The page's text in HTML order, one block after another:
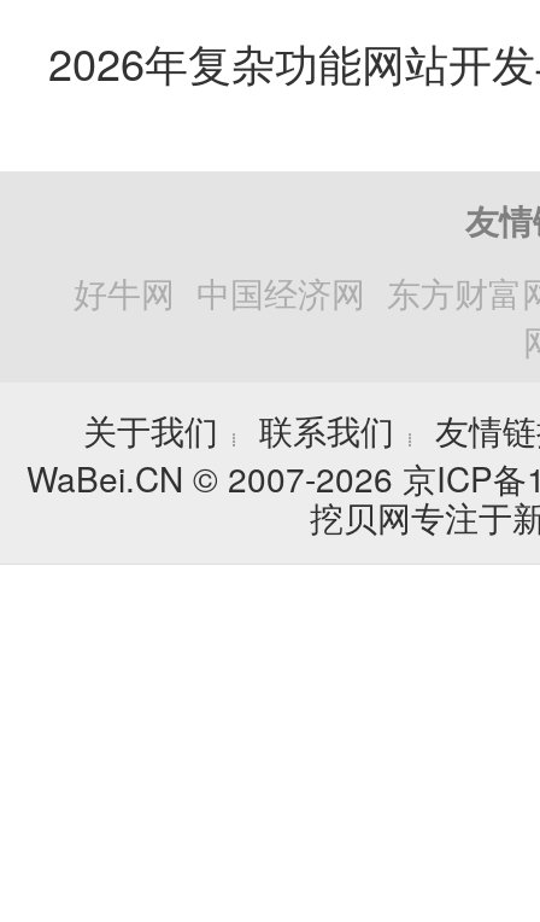
友
好牛网 中国经济网 东方财富
关于我们
┊ 联系我们 ┊
友情
WaBei.CN © 2007-2026 京ICP
挖贝网专注于